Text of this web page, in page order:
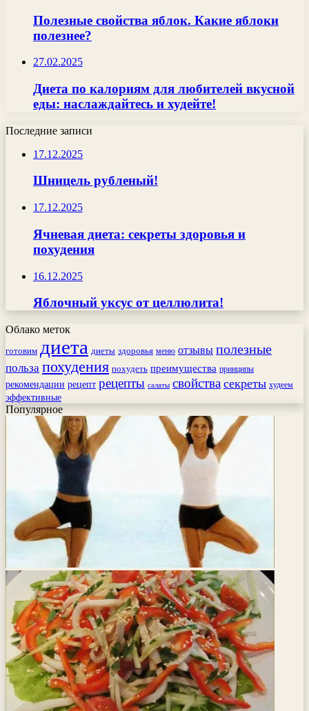
Полезные свойства яблок. Какие яблоки
полезнее?
27.02.2025
Диета по калориям для любителей вкусной
еды: наслаждайтесь и худейте!
Последние записи
17.12.2025
Шницель рубленый!
17.12.2025
Ячневая диета: секреты здоровья и
похудения
16.12.2025
Яблочный уксус от целлюлита!
Облако меток
готовим диета диеты здоровья меню отзывы полезные
польза похудения похудеть преимущества принципы
рекомендации рецепт рецепты салаты свойства секреты худеем
эффективные
Популярное